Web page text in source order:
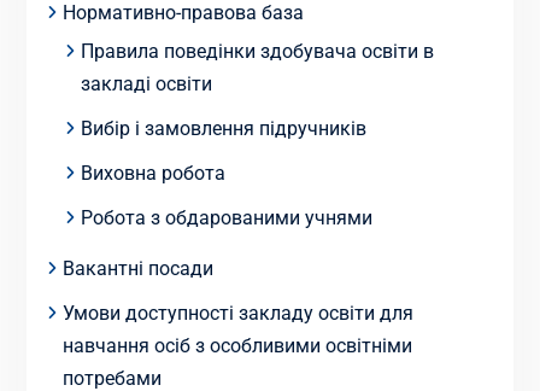
Нормативно-правова база
Правила поведінки здобувача освіти в
закладі освіти
Вибір і замовлення підручників
Виховна робота
Робота з обдарованими учнями
Вакантні посади
Умови доступності закладу освіти для
навчання осіб з особливими освітніми
потребами